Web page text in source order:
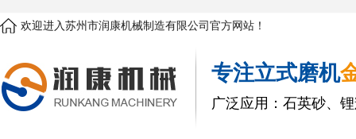
欢迎进入苏州市润康机械制造有限公司官方网站！
专注立式磨机
广泛应用：石英砂、